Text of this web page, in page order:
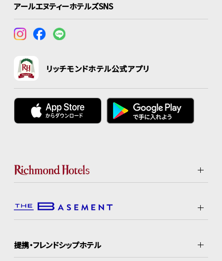
アールエヌティーホテルズSNS
リッチモンドホテル公式アプリ
提携・フレンドシップホテル